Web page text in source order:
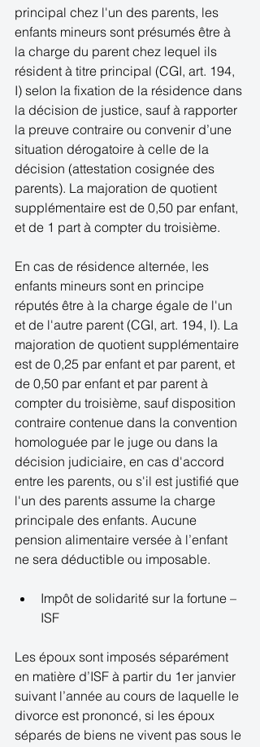
principal chez l'un des parents, les
enfants mineurs sont présumés être à
la charge du parent chez lequel ils
résident à titre principal (CGI, art. 194,
I) selon la fixation de la résidence dans
la décision de justice, sauf à rapporter
la preuve contraire ou convenir d’une
situation dérogatoire à celle de la
décision (attestation cosignée des
parents). La majoration de quotient
supplémentaire est de 0,50 par enfant,
et de 1 part à compter du troisième.
En cas de résidence alternée, les
enfants mineurs sont en principe
réputés être à la charge égale de l'un
et de l'autre parent (CGI, art. 194, I). La
majoration de quotient supplémentaire
est de 0,25 par enfant et par parent, et
de 0,50 par enfant et par parent à
compter du troisième, sauf disposition
contraire contenue dans la convention
homologuée par le juge ou dans la
décision judiciaire, en cas d'accord
entre les parents, ou s'il est justifié que
l'un des parents assume la charge
principale des enfants. Aucune
pension alimentaire versée à l’enfant
ne sera déductible ou imposable.
Impôt de solidarité sur la fortune –
ISF
Les époux sont imposés séparément
en matière d’ISF à partir du 1er janvier
suivant l’année au cours de laquelle le
divorce est prononcé, si les époux
séparés de biens ne vivent pas sous le